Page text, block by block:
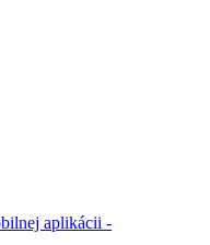
aplikácii -